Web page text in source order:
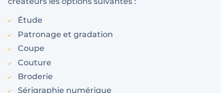
Étude
Patronage et gradation
Coupe
Couture
Broderie
Sérigraphie numérique